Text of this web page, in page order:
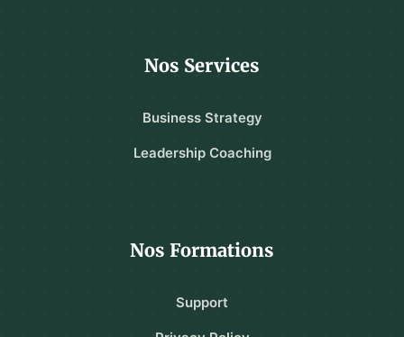
Nos Services
Business Strategy
Leadership Coaching
Nos Formations
Support